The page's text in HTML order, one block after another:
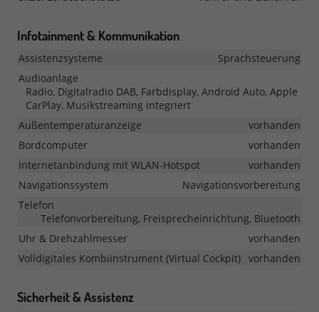
Infotainment & Kommunikation
Assistenzsysteme
Sprachsteuerung
Audioanlage
Radio, Digitalradio DAB, Farbdisplay, Android Auto, Apple
CarPlay, Musikstreaming integriert
Außentemperaturanzeige
vorhanden
Bordcomputer
vorhanden
Internetanbindung mit WLAN-Hotspot
vorhanden
Navigationssystem
Navigationsvorbereitung
Telefon
Telefonvorbereitung, Freisprecheinrichtung, Bluetooth
Uhr & Drehzahlmesser
vorhanden
Volldigitales Kombiinstrument (Virtual Cockpit) vorhanden
Sicherheit & Assistenz